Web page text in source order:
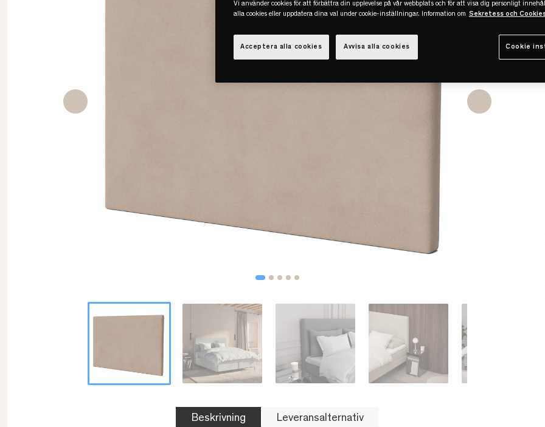
Beskrivning Leveransalternativ
Vi använder cookies för att förbättra din upplevelse på vår webbplats och för att visa dig personligt
alla cookies eller uppdatera dina val under cookie-inställningar. Information om Sekretess och
Cookie
Avvisa alla cookies
Acceptera alla cookies